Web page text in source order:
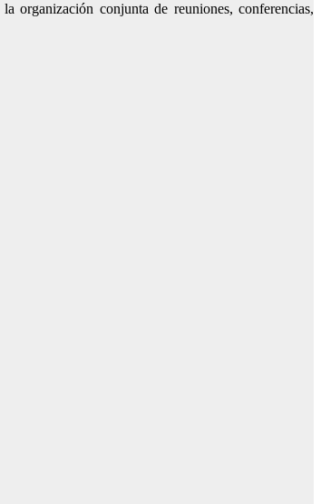
organización conjunta de reuniones, conferencias,